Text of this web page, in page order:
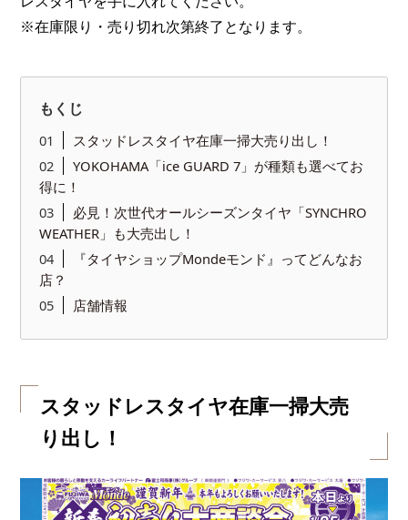
※在庫限り・売り切れ次第終了となります。
もくじ
スタッドレスタイヤ在庫一掃大売り出し！
YOKOHAMA「ice GUARD 7」が種類も選べてお
得に！
必見！次世代オールシーズンタイヤ「SYNCHRO
WEATHER」も大売出し！
『タイヤショップMondeモンド』ってどんなお
店？
店舗情報
スタッドレスタイヤ在庫一掃大売
り出し！